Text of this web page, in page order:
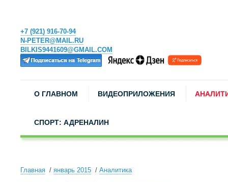
+7 (921) 916-70-94
N-PETER@MAIL.RU
BILKIS9441609@GMAIL.COM
О ГЛАВНОМ ВИДЕОПРИЛОЖЕНИЯ
СПОРТ: АДРЕНАЛИН
Главная январь 2015 Аналитика